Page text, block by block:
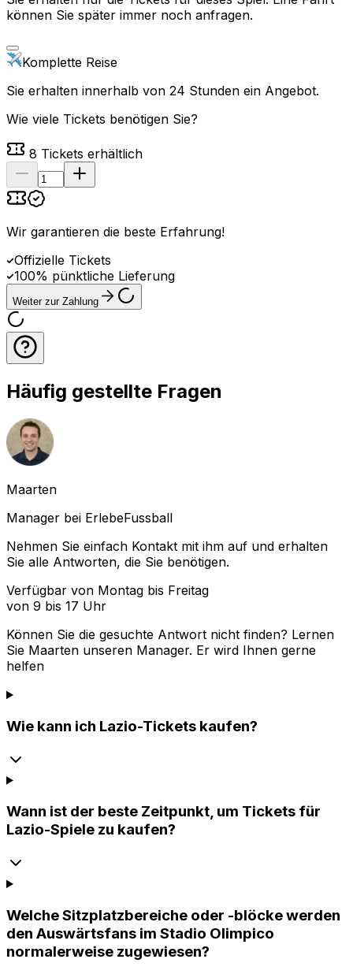
können Sie später immer noch anfragen.
Komplette Reise
Sie erhalten innerhalb von 24 Stunden ein Angebot.
Wie viele Tickets benötigen Sie?
8 Tickets erhältlich
Wir garantieren die beste Erfahrung!
Offizielle Tickets
100% pünktliche Lieferung
Weiter zur Zahlung
Häufig gestellte Fragen
Maarten
Manager bei ErlebeFussball
Nehmen Sie einfach Kontakt mit ihm auf und erhalten
Sie alle Antworten, die Sie benötigen.
Verfügbar von Montag bis Freitag
von 9 bis 17 Uhr
Können Sie die gesuchte Antwort nicht finden? Lernen
Sie Maarten unseren Manager. Er wird Ihnen gerne
helfen
Wie kann ich Lazio-Tickets kaufen?
Wann ist der beste Zeitpunkt, um Tickets für
Lazio-Spiele zu kaufen?
Welche Sitzplatzbereiche oder -blöcke werden
den Auswärtsfans im Stadio Olimpico
normalerweise zugewiesen?